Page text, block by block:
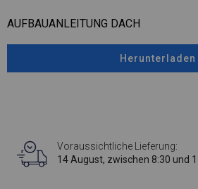
AUFBAUANLEITUNG DACH
Herunterladen
Voraussichtliche Lieferung:
14 August, zwischen 8:30 und